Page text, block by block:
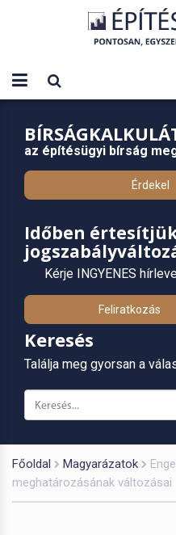
az építésügyi bírság
Érdekel
Időben
Kérje INGYENES
Feliratkozás
Keresés
Találja meg gyorsan a
Főoldal Magyarázatok
meghatározásának változásai